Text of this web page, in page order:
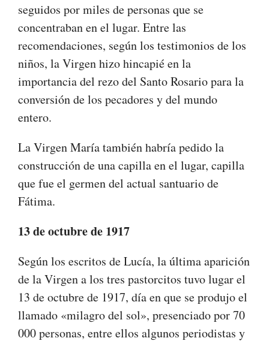
seguidos por miles de personas que se
concentraban en el lugar. Entre las
recomendaciones, según los testimonios de los
niños, la Virgen hizo hincapié en la
importancia del rezo del Santo Rosario para la
conversión de los pecadores y del mundo
entero.
La Virgen María también habría pedido la
construcción de una capilla en el lugar, capilla
que fue el germen del actual santuario de
Fátima.
13 de octubre de 1917
Según los escritos de Lucía, la última aparición
de la Virgen a los tres pastorcitos tuvo lugar el
13 de octubre de 1917, día en que se produjo el
llamado «milagro del sol», presenciado por 70
000 personas, entre ellos algunos periodistas y